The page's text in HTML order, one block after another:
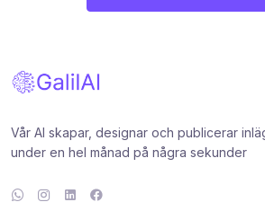
Vår AI skapar, designar och publicerar
under en hel månad på några sekunder